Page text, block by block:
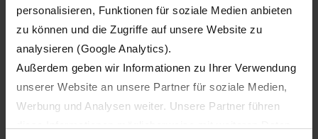
personalisieren, Funktionen für soziale Medien anbieten
zu können und die Zugriffe auf unsere Website zu
analysieren (Google Analytics).
Außerdem geben wir Informationen zu Ihrer Verwendung
unserer Website an unsere Partner für soziale Medien,
Werbung und Analysen weiter. Unsere Partner führen
Segadoras de discos rotativos arrastradas
EasyCut TS/TC